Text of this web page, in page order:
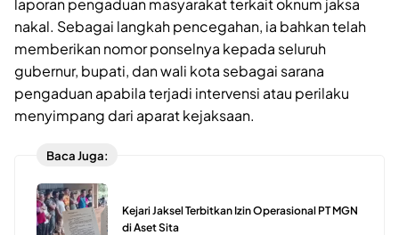
laporan pengaduan masyarakat terkait oknum jaksa
nakal. Sebagai langkah pencegahan, ia bahkan telah
memberikan nomor ponselnya kepada seluruh
gubernur, bupati, dan wali kota sebagai sarana
pengaduan apabila terjadi intervensi atau perilaku
menyimpang dari aparat kejaksaan.
Baca Juga:
Kejari Jaksel Terbitkan Izin Operasional PT MGN
di Aset Sita